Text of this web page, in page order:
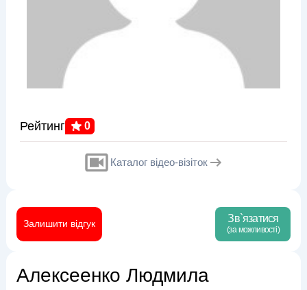
Рейтинг 0
Каталог відео-візіток
Залишити відгук Зв`язатися
(за можливості)
Алексеенко Людмила